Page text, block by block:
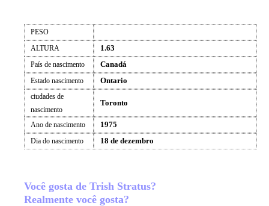
PESO
ALTURA
1.63
País de nascimento Canadá
Estado nascimento Ontario
ciudades de
nascimento
Toronto
Ano de nascimento 1975
Dia do nascimento 18 de dezembro
Você gosta de Trish Stratus?
Realmente você gosta?